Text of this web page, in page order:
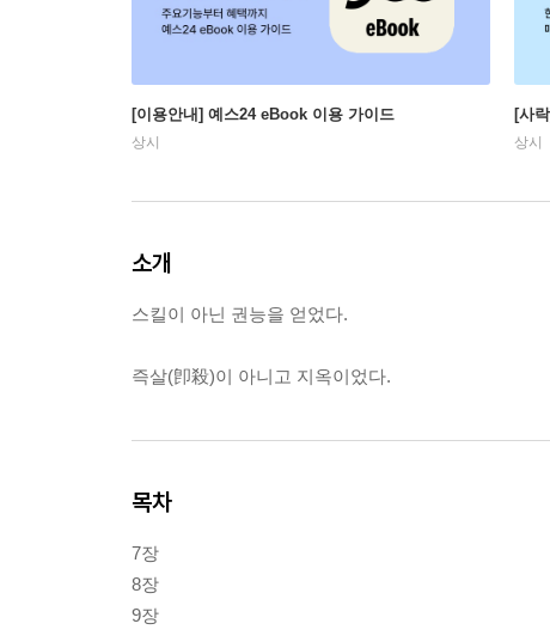
[이용안내] 예스24 eBook 이용 가이드
상시
[사
상시
소개
스킬이 아닌 권능을 얻었다.
즉살(卽殺)이 아니고 지옥이었다.
목차
7장
8장
9장